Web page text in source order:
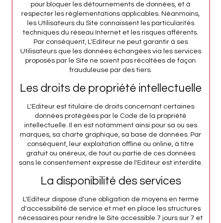
pour bloquer les détournements de données, et à
respecter les réglementations applicables. Néanmoins,
les Utilisateurs du Site connaissent les particularités
techniques du réseau Internet et les risques afférents.
Par conséquent, L'Editeur ne peut garantir à ses
Utilisateurs que les données échangées via les services
proposés par le Site ne soient pas récoltées de façon
frauduleuse par des tiers.
Les droits de propriété intellectuelle
L'Editeur est titulaire de droits concernant certaines
données protégées par le Code de la propriété
intellectuelle. Il en est notamment ainsi pour sa ou ses
marques, sa charte graphique, sa base de données. Par
conséquent, leur exploitation offline ou online, à titre
gratuit ou onéreux, de tout ou partie de ces données
sans le consentement expresse de l'Editeur est interdite.
La disponibilité des services
L'Editeur dispose d'une obligation de moyens en terme
d'accessibilité de service et met en place les structures
nécessaires pour rendre le Site accessible 7 jours sur 7 et